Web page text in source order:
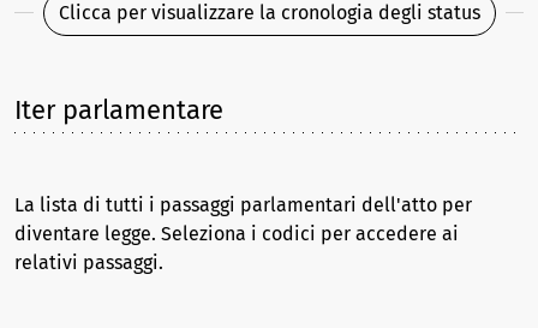
Clicca per visualizzare la cronologia degli status
Iter parlamentare
La lista di tutti i passaggi parlamentari dell'atto per
diventare legge. Seleziona i codici per accedere ai
relativi passaggi.